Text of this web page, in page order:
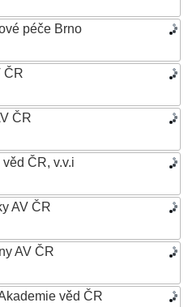
péče Brno
ČR
ČR
ČR, v.v.i
AV ČR
AV ČR
věd ČR